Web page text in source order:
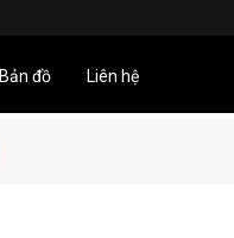
Bản đồ Liên hệ